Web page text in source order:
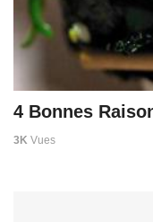
4 Bonnes
3K Vues